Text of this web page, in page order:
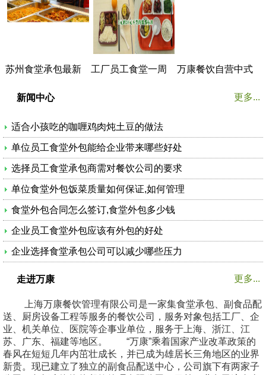
苏州食堂承包最新
工厂员工食堂一周
万康餐饮自营中式
更多...
新闻中心
适合小孩吃的咖喱鸡肉炖土豆的做法
单位员工食堂外包能给企业带来哪些好处
选择员工食堂承包商需对餐饮公司的要求
单位食堂外包饭菜质量如何保证,如何管理
食堂外包合同怎么签订,食堂外包多少钱
企业员工食堂外包应该有外包的好处
企业选择食堂承包公司可以减少哪些压力
更多...
走进万康
上海万康餐饮管理有限公司是一家集食堂承包、副食品配
送、厨房设备工程等服务的餐饮公司，服务对象包括工厂、企
业、机关单位、医院等企事业单位，服务于上海、浙江、江
苏、广东、福建等地区。 “万康”乘着国家产业改革政策的
春风在短短几年内茁壮成长，并已成为雄居长三角地区的业界
新贵。现已建立了独立的副食品配送中心，公司旗下有两家子